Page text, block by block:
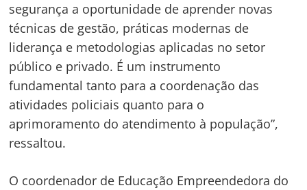
segurança a oportunidade de aprender novas
técnicas de gestão, práticas modernas de
liderança e metodologias aplicadas no setor
público e privado. É um instrumento
fundamental tanto para a coordenação das
atividades policiais quanto para o
aprimoramento do atendimento à população”,
ressaltou.
O coordenador de Educação Empreendedora do